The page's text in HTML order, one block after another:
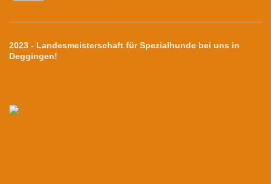
2023 - Landesmeisterschaft für Spezialhunde bei uns in
Deggingen!